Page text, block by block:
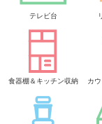
テレビ台
食器棚＆キッチン収納 カ